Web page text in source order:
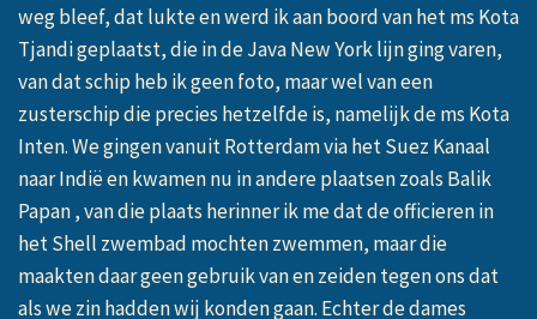
weg bleef, dat lukte en werd ik aan boord van het ms Kota
Tjandi geplaatst, die in de Java New York lijn ging varen,
van dat schip heb ik geen foto, maar wel van een
zusterschip die precies hetzelfde is, namelijk de ms Kota
Inten. We gingen vanuit Rotterdam via het Suez Kanaal
naar Indië en kwamen nu in andere plaatsen zoals Balik
Papan , van die plaats herinner ik me dat de officieren in
het Shell zwembad mochten zwemmen, maar die
maakten daar geen gebruik van en zeiden tegen ons dat
als we zin hadden wij konden gaan. Echter de dames